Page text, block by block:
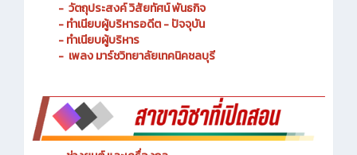
- ประวัติความเป็นมา
- วัตถุประสงค์ วิสัยทัศน์ พันธกิจ
- ทำเนียบผู้บริหารอดีต - ปัจจุบัน
- ทำเนียบผู้บริหาร